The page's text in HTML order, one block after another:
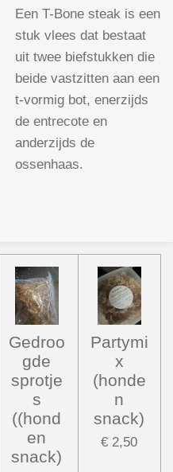
Een T-Bone steak is een
stuk vlees dat bestaat
uit twee biefstukken die
beide vastzitten aan een
t-vormig bot, enerzijds
de entrecote en
anderzijds de
ossenhaas.
Gedroo
gde
sprotje
s
((hond
en
snack)
Partymi
x
(honde
n
snack)
€ 2,50